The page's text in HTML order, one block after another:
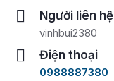
Người liên hệ
vinhbui2380
Điện thoại
0988887380